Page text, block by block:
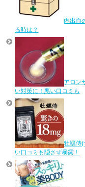
内出血
る時は？
アロン
い対策に！悪い口コミも
牡蠣侍
い口コミも隠さず暴露！